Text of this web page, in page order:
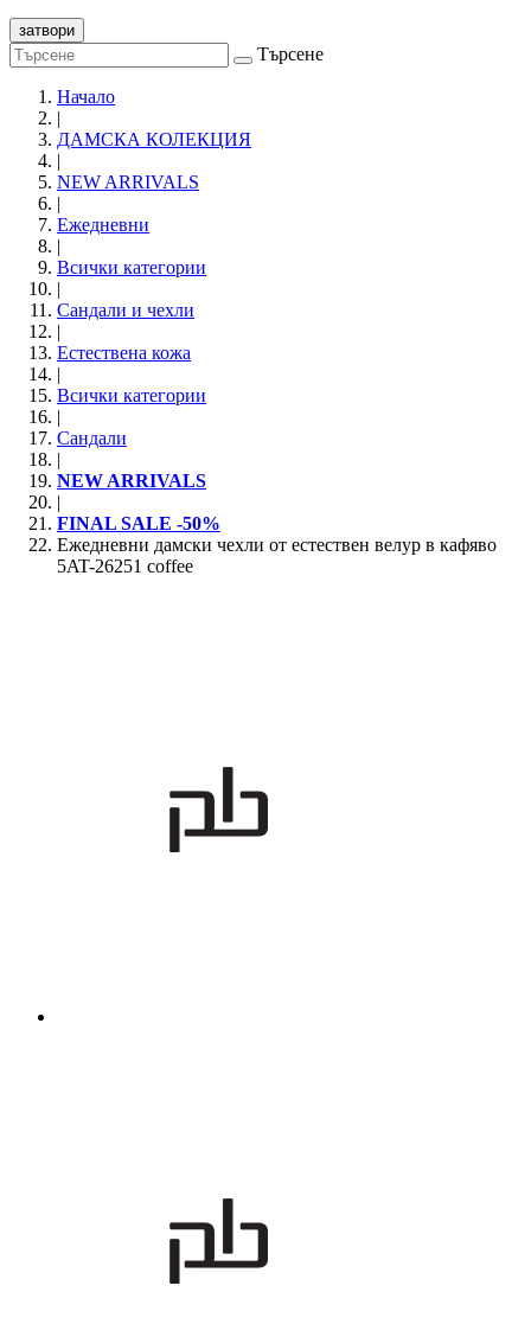
затвори
Търсене
Начало
|
ДАМСКА КОЛЕКЦИЯ
|
NEW ARRIVALS
|
Ежедневни
|
Всички категории
|
Сандали и чехли
|
Естествена кожа
|
Всички категории
|
Сандали
|
NEW ARRIVALS
|
FINAL SALE -50%
Ежедневни дамски чехли от естествен велур в кафяво
5AT-26251 coffee